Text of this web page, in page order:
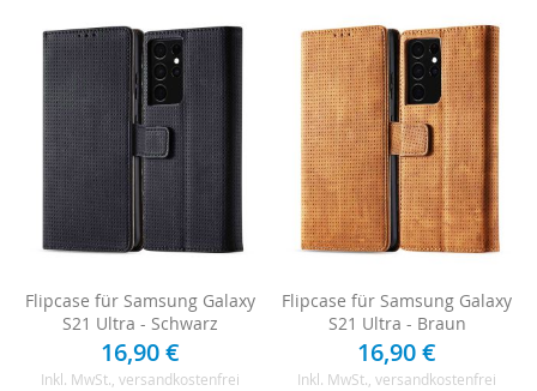
Flipcase für Samsung Galaxy
S21 Ultra - Schwarz
16,90 €
Inkl. MwSt., versandkostenfrei
Flipcase für Samsung Galaxy
S21 Ultra - Braun
16,90 €
Inkl. MwSt., versandkostenfrei